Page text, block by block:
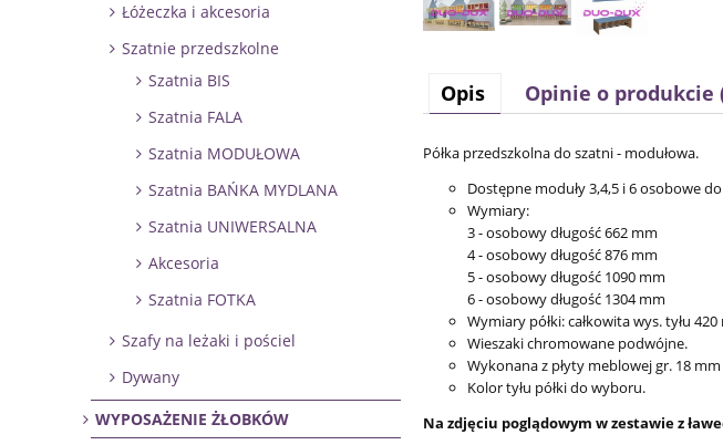
Łóżeczka i akcesoria
Szatnie przedszkolne
Szatnia BIS
Szatnia FALA
Szatnia MODUŁOWA
Szatnia BAŃKA MYDLANA
Szatnia UNIWERSALNA
Akcesoria
Szatnia FOTKA
Szafy na leżaki i pościel
Dywany
WYPOSAŻENIE ŻŁOBKÓW
Opis Opinie o produkcie
Półka przedszkolna do szatni - modułowa.
Dostępne moduły 3,4,5 i 6 osobowe
Wymiary:
3 - osobowy długość 662 mm
4 - osobowy długość 876 mm
5 - osobowy długość 1090 mm
6 - osobowy długość 1304 mm
Wymiary półki: całkowita wys. tyłu
Wieszaki chromowane podwójne.
Wykonana z płyty meblowej gr. 18
Kolor tyłu półki do wyboru.
Na zdjęciu poglądowym w zestawie z